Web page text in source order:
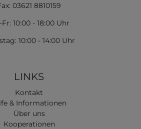
03621 8810159
10:00 - 18:00 Uhr
10:00 - 14:00 Uhr
LINKS
Kontakt
& Informationen
Über uns
Kooperationen